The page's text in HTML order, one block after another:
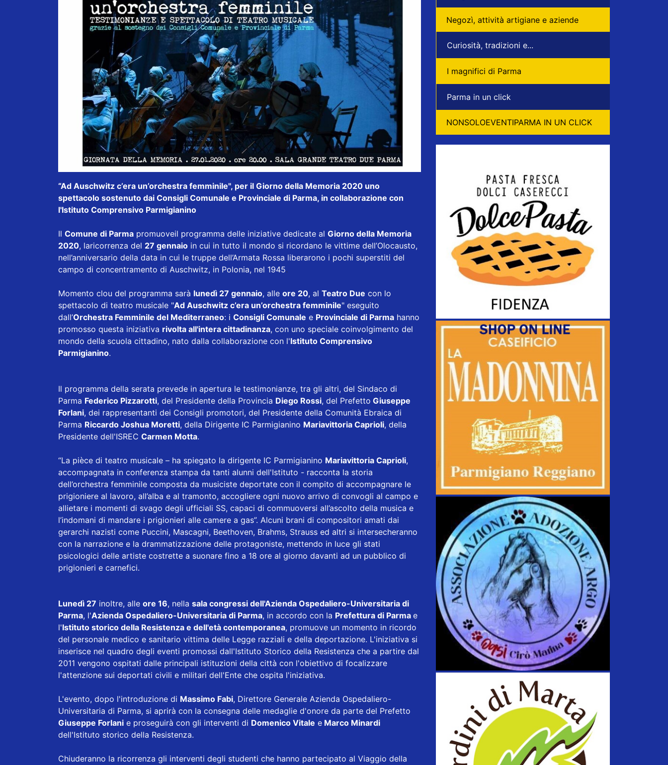
“Ad Auschwitz c’era un’orchestra femminile", per il Giorno della Memoria 2020 uno
spettacolo sostenuto dai Consigli Comunale e Provinciale di Parma, in collaborazione con
l'Istituto Comprensivo Parmigianino
Il Comune di Parma promuoveil programma delle iniziative dedicate al Giorno della Memoria
2020, laricorrenza del 27 gennaio in cui in tutto il mondo si ricordano le vittime dell’Olocausto,
nell’anniversario della data in cui le truppe dell’Armata Rossa liberarono i pochi superstiti del
campo di concentramento di Auschwitz, in Polonia, nel 1945.
Momento clou del programma sarà lunedì 27 gennaio, alle ore 20, al Teatro Due con lo
spettacolo di teatro musicale "Ad Auschwitz c’era un’orchestra femminile" eseguito
dall’Orchestra Femminile del Mediterraneo: i Consigli Comunale e Provinciale di Parma hanno
promosso questa iniziativa rivolta all'intera cittadinanza, con uno speciale coinvolgimento del
mondo della scuola cittadino, nato dalla collaborazione con l'Istituto Comprensivo
Parmigianino.
Il programma della serata prevede in apertura le testimonianze, tra gli altri, del Sindaco di
Parma Federico Pizzarotti, del Presidente della Provincia Diego Rossi, del Prefetto Giuseppe
Forlani, dei rappresentanti dei Consigli promotori, del Presidente della Comunità Ebraica di
Parma Riccardo Joshua Moretti, della Dirigente IC Parmigianino Mariavittoria Caprioli, della
Presidente dell'ISREC Carmen Motta.
“La pièce di teatro musicale – ha spiegato la dirigente IC Parmigianino Mariavittoria Caprioli,
accompagnata in conferenza stampa da tanti alunni dell'Istituto - racconta la storia
dell’orchestra femminile composta da musiciste deportate con il compito di accompagnare le
prigioniere al lavoro, all’alba e al tramonto, accogliere ogni nuovo arrivo di convogli al campo e
allietare i momenti di svago degli ufficiali SS, capaci di commuoversi all’ascolto della musica e
l’indomani di mandare i prigionieri alle camere a gas”. Alcuni brani di compositori amati dai
gerarchi nazisti come Puccini, Mascagni, Beethoven, Brahms, Strauss ed altri si intersecheranno
con la narrazione e la drammatizzazione delle protagoniste, mettendo in luce gli stati
psicologici delle artiste costrette a suonare fino a 18 ore al giorno davanti ad un pubblico di
prigionieri e carnefici.
Lunedì 27 inoltre, alle ore 16, nella sala congressi dell'Azienda Ospedaliero-Universitaria di
Parma, l'Azienda Ospedaliero-Universitaria di Parma, in accordo con la Prefettura di Parma e
l'Istituto storico della Resistenza e dell'età contemporanea, promuove un momento in ricordo
del personale medico e sanitario vittima delle Legge razziali e della deportazione. L'iniziativa si
inserisce nel quadro degli eventi promossi dall'Istituto Storico della Resistenza che a partire dal
2011 vengono ospitati dalle principali istituzioni della città con l'obiettivo di focalizzare
l'attenzione sui deportati civili e militari dell'Ente che ospita l'iniziativa.
L'evento, dopo l'introduzione di Massimo Fabi, Direttore Generale Azienda Ospedaliero-
Universitaria di Parma, si aprirà con la consegna delle medaglie d'onore da parte del Prefetto
Giuseppe Forlani e proseguirà con gli interventi di Domenico Vitale e Marco Minardi
dell'Istituto storico della Resistenza.
Chiuderanno la ricorrenza gli interventi degli studenti che hanno partecipato al Viaggio della
Negozì, attività artigiane e aziende
Curiosità, tradizioni e...
I magnifici di Parma
Parma in un click
NONSOLOEVENTIPARMA IN UN CLICK